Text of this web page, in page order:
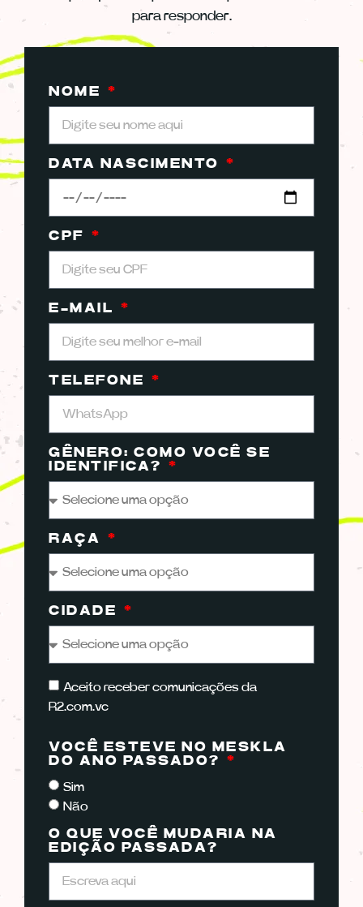
para responder.
NOME
DATA NASCIMENTO
CPF
E-MAIL
TELEFONE
GÊNERO: COMO VOCÊ SE
IDENTIFICA?
RAÇA
CIDADE
Aceito receber comunicações da
R2.com.vc
VOCÊ ESTEVE NO MESKLA
DO ANO PASSADO?
Sim
Não
O QUE VOCÊ MUDARIA NA
EDIÇÃO PASSADA?